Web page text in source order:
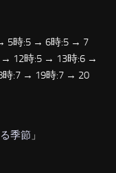
5時:5 → 6時:5 → 7
12時:5 → 13時:6 →
:7 → 19時:7 → 20
季節 」